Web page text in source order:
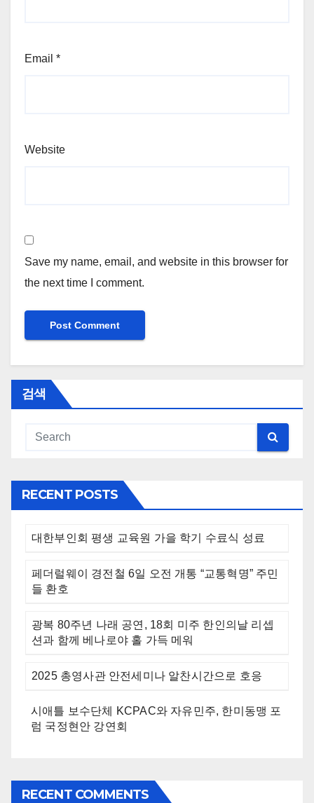
Email *
Website
Save my name, email, and website in this browser for
the next time I comment.
검색
RECENT POSTS
대한부인회 평생 교육원 가을 학기 수료식 성료
페더럴웨이 경전철 6일 오전 개통 “교통혁명” 주민
들 환호
광복 80주년 나래 공연, 18회 미주 한인의날 리셉
션과 함께 베나로야 홀 가득 메워
2025 총영사관 안전세미나 알찬시간으로 호응
시애틀 보수단체 KCPAC와 자유민주, 한미동맹 포
럼 국정현안 강연회
RECENT COMMENTS